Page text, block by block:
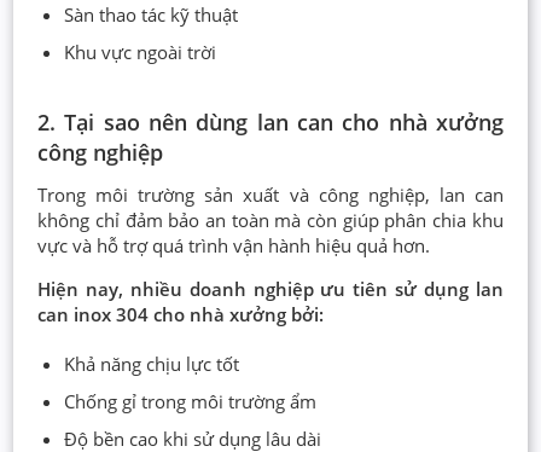
Sàn thao tác kỹ thuật
Khu vực ngoài trời
2. Tại sao nên dùng lan can cho nhà xưởng
công nghiệp
Trong môi trường sản xuất và công nghiệp, lan can
không chỉ đảm bảo an toàn mà còn giúp phân chia khu
vực và hỗ trợ quá trình vận hành hiệu quả hơn.
Hiện nay, nhiều doanh nghiệp ưu tiên sử dụng lan
can inox 304 cho nhà xưởng bởi:
Khả năng chịu lực tốt
Chống gỉ trong môi trường ẩm
Độ bền cao khi sử dụng lâu dài